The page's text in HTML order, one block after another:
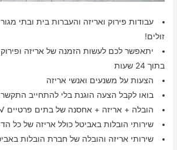
עבודות פירוק ואריזה והעברות בית ובתי
זולים!
יתאפשר לכם לעשות הזמנה של אריזה ופירוק
בתוך 24 שעות
הצעות על משנעים ואנשי אריזה
בואו לקבל הצעה הוגנת בלי להתחייב
הובלה + אריזה + אחסנה של בתים פרטיים
שירותי הובלות באביטל כולל אריזה של כל
שירותי אריזה והובלה של חברת הובלות